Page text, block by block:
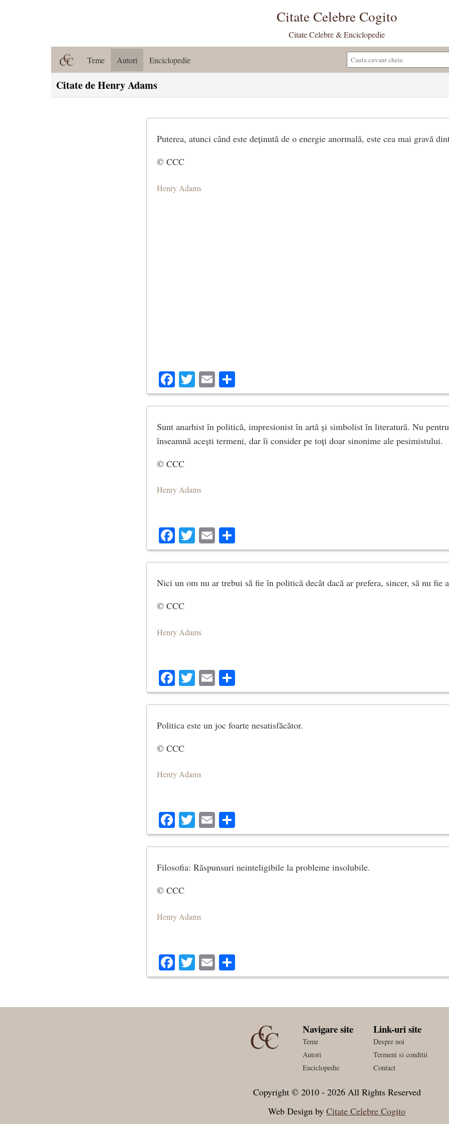
Citate Celebre Cogito
Citate Celebre & Enciclopedie
Teme Autori Enciclopedie
Citate de Henry Adams
Puterea, atunci când este deținută de o energie anormală, este cea mai gravă
© CCC
Henry Adams
Facebook
Twitter
Email
Sunt anarhist în politică, impresionist în artă și simbolist în literatură. Nu
înseamnă acești termeni, dar îi consider pe toți doar sinonime ale pesimistului.
© CCC
Henry Adams
Facebook
Twitter
Email
Nici un om nu ar trebui să fie în politică decât dacă ar prefera, sincer, să nu fie
© CCC
Henry Adams
Facebook
Twitter
Email
Politica este un joc foarte nesatisfăcător.
© CCC
Henry Adams
Facebook
Twitter
Email
Filosofia: Răspunsuri neinteligibile la probleme insolubile.
© CCC
Henry Adams
Facebook
Twitter
Email
Navigare site
Teme
Autori
Enciclopedie
Link-uri site
Despre noi
Termeni si conditii
Contact
Copyright © 2010 - 2026 All Rights Reserved
Web Design by Citate Celebre Cogito